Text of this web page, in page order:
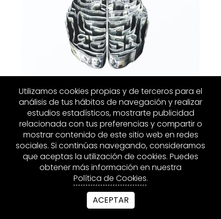
MÁS INFORMACIÓN
Utilizamos cookies propias y de terceros para el
análisis de tus hábitos de navegación y realizar
estudios estadísticos, mostrarte publicidad
relacionada con tus preferencias y compartir o
mostrar contenido de este sitio web en redes
sociales. Si continúas navegando, consideramos
que aceptas la utilización de cookies. Puedes
obtener más información en nuestra
Política de Cookies.
ACEPTAR